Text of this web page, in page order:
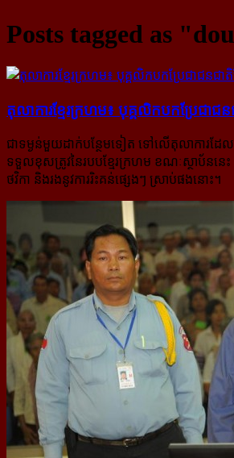
Posts tagged as
តុលាការ​ខ្មែរ​ក្រហម៖ បុគ្គលិក​បក​ប្រែ​ជា​ជន​ជ
ជាទម្ងន់មួយដាក់បន្ថែមទៀត ទៅលើតុលាការដ
ទទួលខុសត្រូវនៃរបបខ្មែរក្រហម ខណៈ​ស្ថាប័ននេះ
ថវិកា និងរងនូវការរិះគន់ផ្សេងៗ ស្រាប់ផងនោះ។